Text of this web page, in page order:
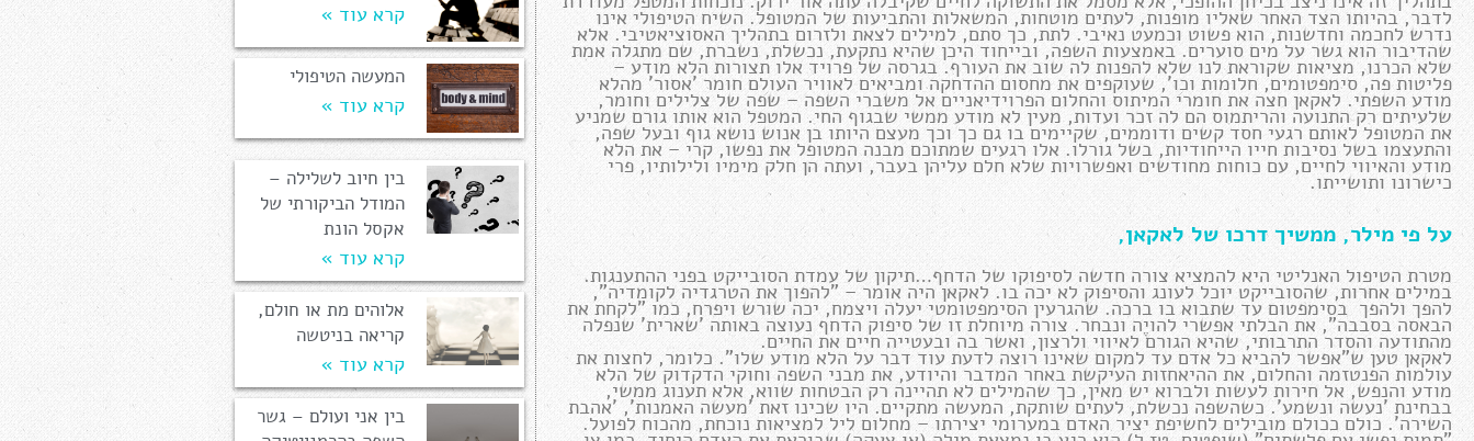
לדבר, בהיותו הצד האחר שאליו מופנות, לעתים מוטחות, המשאלות והתביעות של המטופל. השיח הטיפולי אינו
נדרש לחכמה וחדשנות, הוא פשוט וכמעט נאיבי. לתת, כך סתם, למילים לצאת ולזרום בתהליך האסוציאטיבי. אלא
שהדיבור הוא גשר על מים סוערים. באמצעות השפה, ובייחוד היכן שהיא נתקעת, נכשלת, נשברת, שם מתגלה אמת
שלא הכרנו, מציאות שקוראת לנו שלא להפנות לה שוב את העורף. בגרסה של פרויד אלו תצורות הלא מודע –
פליטות פה, סימפטומים, חלומות וכו', שעוקפים את מחסום ההדחקה ומביאים לאוויר העולם חומר 'אסור' מהלא
מודע השפתי. לאקאן חצה את חומרי המיתוס והחלום הפרוידיאניים אל משברי השפה – שפה של צלילים וחומר,
שלעיתים רק התנועה והריתמוס הם לה זכר ועדות, מעין לא מודע ממשי שבגוף החי. המטפל הוא אותו גורם שמניע
את המטופל לאותם רגעי חסד קשים ודוממים, שקיימים בו גם כך וכך מעצם היותו בן אנוש נושא גוף ובעל שפה,
והתעצמו בשל נסיבות חייו הייחודיות, בשל גורלו. אלו רגעים שמתוכם מבנה המטופל את נפשו, קרי – את הלא
מודע והאיווי לחיים, עם כוחות מחודשים ואפשרויות שלא חלם עליהן בעבר, ועתה הן חלק מימיו ולילותיו, פרי
כישרונו ותושייתו.
על פי מילר, ממשיך דרכו של לאקאן,
מטרת הטיפול האנליטי היא להמציא צורה חדשה לסיפוקו של הדחף…תיקון של עמדת הסובייקט בפני ההתענגות.
במילים אחרות, שהסובייקט יוכל לעונג והסיפוק לא יכה בו. לאקאן היה אומר – "להפוך את הטרגדיה לקומדיה",
להפך ולהפך בסימפטום עד שתבוא בו ברכה. שהגרעין הסימפטומטי יעלה ויצמח, יכה שורש ויפרח, כמו "לקחת את
הבאסה בסבבה", את הבלתי אפשרי להויֶה ונבחר. צורה מיוחלת זו של סיפוק הדחף נעוצה באותה 'שארית' שנפלה
מהתודעה והסדר התרבותי, שהיא הגורם לאיווי ולרצון, ואשר בה ובעטייה חיים את החיים.
לאקאן טען ש"אפשר להביא כל אדם עד למקום שאינו רוצה לדעת עוד דבר על הלא מודע שלו". כלומר, לחצות את
עולמות הפנטזמה והחלום, את ההיאחזות העיקשת באחר המדבר והיודע, את מבני השפה וחוקי הדקדוק של הלא
מודע והנפש, אל חירות לעשות ולברוא יש מאין, כך שהמילים לא תהיינה רק הבטחות שווא, אלא תענוג ממשי,
בבחינת 'נעשה ונשמע'. כשהשפה נכשלת, לעתים שותקת, המעשה מתקיים. היו שכינו זאת 'מעשה האמנות', 'אהבת
השירה'. כולם ככולם מובילים לחשיפת יציר האדם במערומי יצירתו – מחלום ליל למציאות נוכחת, מהכוח לפועל.
קרא עוד »
המעשה הטיפולי
קרא עוד »
בין חיוב לשלילה –
המודל הביקורתי של
אקסל הונת
קרא עוד »
אלוהים מת או חולם,
קריאה בניטשה
קרא עוד »
בין אני ועולם – גשר